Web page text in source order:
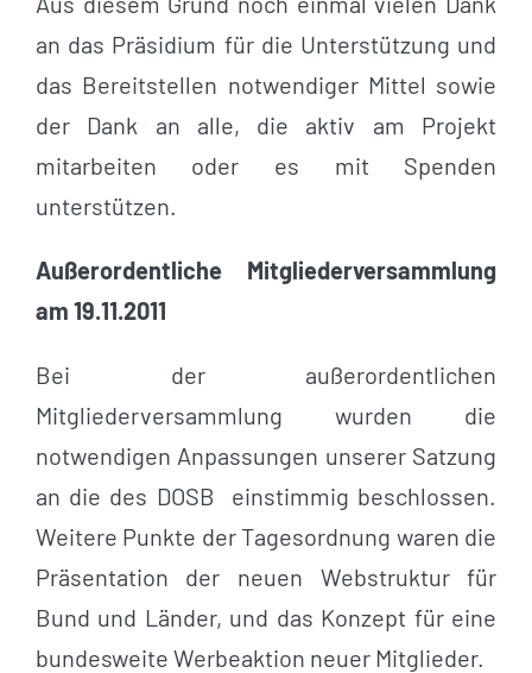
an das Präsidium für die Unterstützung und
das Bereitstellen notwendiger Mittel sowie
der Dank an alle, die aktiv am Projekt
mitarbeiten oder es mit Spenden
unterstützen.
Außerordentliche Mitgliederversammlung
am 19.11.2011
Bei der außerordentlichen
Mitgliederversammlung wurden die
notwendigen Anpassungen unserer Satzung
an die des DOSB einstimmig beschlossen.
Weitere Punkte der Tagesordnung waren die
Präsentation der neuen Webstruktur für
Bund und Länder, und das Konzept für eine
bundesweite Werbeaktion neuer Mitglieder.